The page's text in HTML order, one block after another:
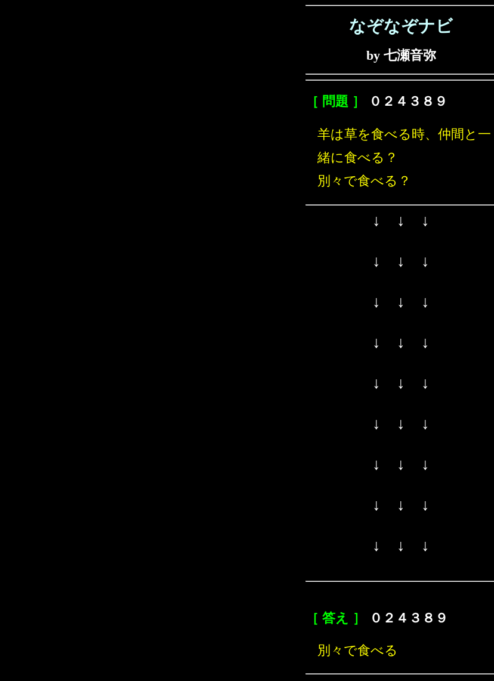
なぞなぞナビ
by 七瀬音弥
［ 問題 ］ ０２４３８９
羊は草を食べる時、仲間と一
緒に食べる？
別々で食べる？
↓ ↓ ↓
↓ ↓ ↓
↓ ↓ ↓
↓ ↓ ↓
↓ ↓ ↓
↓ ↓ ↓
↓ ↓ ↓
↓ ↓ ↓
↓ ↓ ↓
［ 答え ］ ０２４３８９
別々で食べる